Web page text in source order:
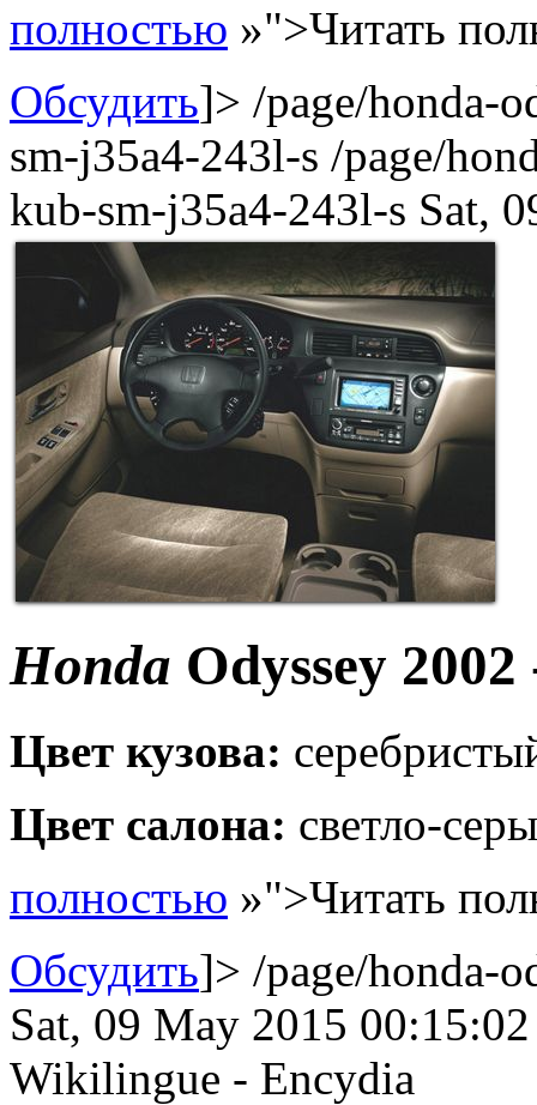
полностью »">Читать
Обсудить]> /page/honda-
sm-j35a4-243l-s /page/
kub-sm-j35a4-243l-s Sat,
Honda Odyssey 2002
Цвет кузова:
Цвет салона: светло-
полностью »">Читать
Обсудить]> /page/honda-
Sat, 09 May 2015
Wikilingue - Encydia